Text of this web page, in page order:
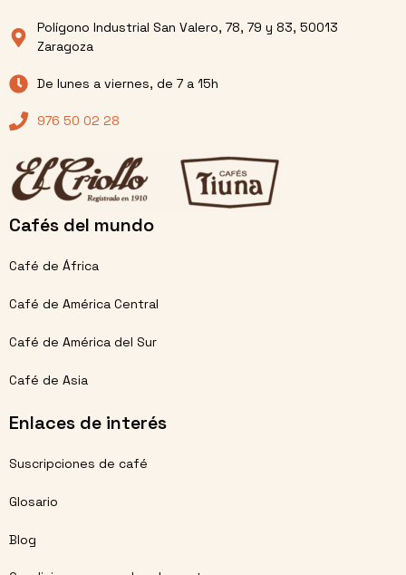
Polígono Industrial San Valero, 78, 79 y 83, 50013
Zaragoza
De lunes a viernes, de 7 a 15h
976 50 02 28
Cafés del mundo
Café de África
Café de América Central
Café de América del Sur
Café de Asia
Enlaces de interés
Suscripciones de café
Glosario
Blog